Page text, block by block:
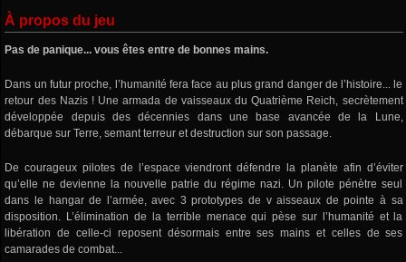
À propos du jeu
Pas de panique... vous êtes entre de bonnes mains.
Dans un futur proche, l’humanité fera face au plus grand danger de l’histoire... le
retour des Nazis ! Une armada de vaisseaux du Quatrième Reich, secrètement
développée depuis des décennies dans une base avancée de la Lune,
débarque sur Terre, semant terreur et destruction sur son passage.
De courageux pilotes de l’espace viendront défendre la planète afin d’éviter
qu’elle ne devienne la nouvelle patrie du régime nazi. Un pilote pénètre seul
dans le hangar de l’armée, avec 3 prototypes de v aisseaux de pointe à sa
disposition. L’élimination de la terrible menace qui pèse sur l’humanité et la
libération de celle-ci reposent désormais entre ses mains et celles de ses
camarades de combat...